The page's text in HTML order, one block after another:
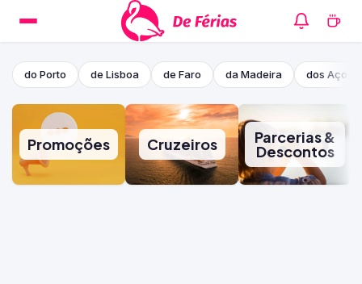
do Porto de Lisboa de Faro da Madeira dos
Promoções Cruzeiros Parcerias &
Descontos